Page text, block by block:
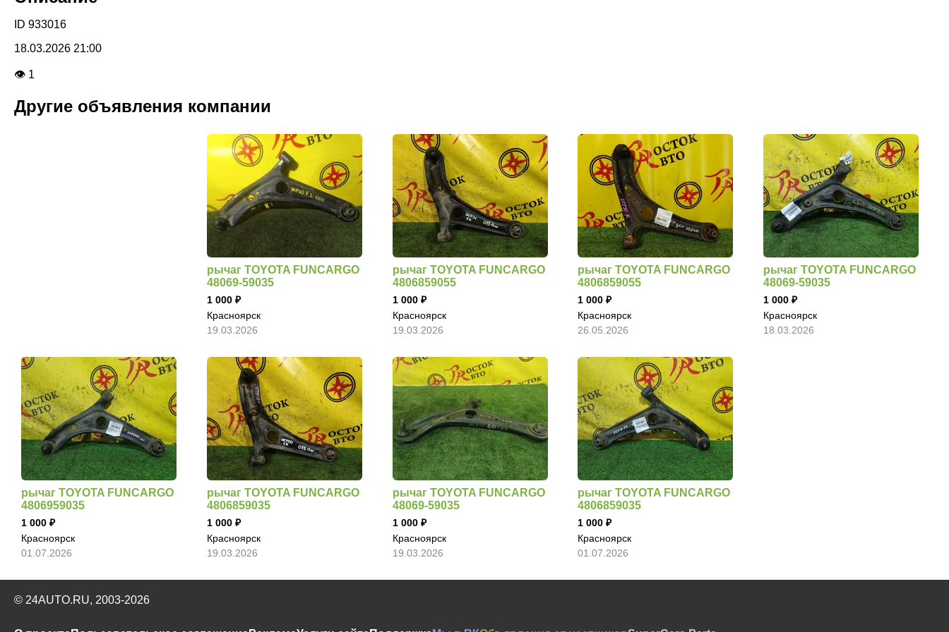
ID 933016
18.03.2026 21:00
👁 1
Другие объявления компании
рычаг TOYOTA FUNCARGO
48069-59035
1 000
Красноярск
19.03.2026
рычаг TOYOTA FUNCARGO
4806859055
1 000
Красноярск
19.03.2026
рычаг TOYOTA FUNCARGO
4806859055
1 000
Красноярск
26.05.2026
рычаг TOYOTA FUNCARGO
48069-59035
1 000
Красноярск
18.03.2026
рычаг TOYOTA FUNCARGO
4806959035
1 000
Красноярск
01.07.2026
рычаг TOYOTA FUNCARGO
4806859035
1 000
Красноярск
19.03.2026
рычаг TOYOTA FUNCARGO
48069-59035
1 000
Красноярск
19.03.2026
рычаг TOYOTA FUNCARGO
4806859035
1 000
Красноярск
01.07.2026
© 24AUTO.RU, 2003-2026